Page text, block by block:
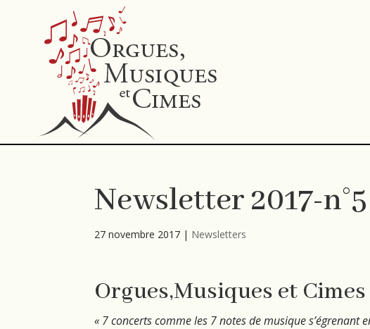
Newsletter 2017-n°5
27 novembre 2017 | Newsletters
Orgues,Musiques et Cimes
« 7 concerts comme les 7 notes de musique s’égrenant